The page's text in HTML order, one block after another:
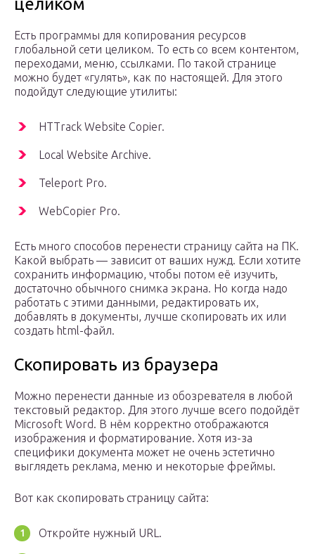
целиком
Есть программы для копирования ресурсов
глобальной сети целиком. То есть со всем контентом,
переходами, меню, ссылками. По такой странице
можно будет «гулять», как по настоящей. Для этого
подойдут следующие утилиты:
HTTrack Website Copier.
Local Website Archive.
Teleport Pro.
WebCopier Pro.
Есть много способов перенести страницу сайта на ПК.
Какой выбрать — зависит от ваших нужд. Если хотите
сохранить информацию, чтобы потом её изучить,
достаточно обычного снимка экрана. Но когда надо
работать с этими данными, редактировать их,
добавлять в документы, лучше скопировать их или
создать html-файл.
Скопировать из браузера
Можно перенести данные из обозревателя в любой
текстовый редактор. Для этого лучше всего подойдёт
Microsoft Word. В нём корректно отображаются
изображения и форматирование. Хотя из-за
специфики документа может не очень эстетично
выглядеть реклама, меню и некоторые фреймы.
Вот как скопировать страницу сайта:
Откройте нужный URL.